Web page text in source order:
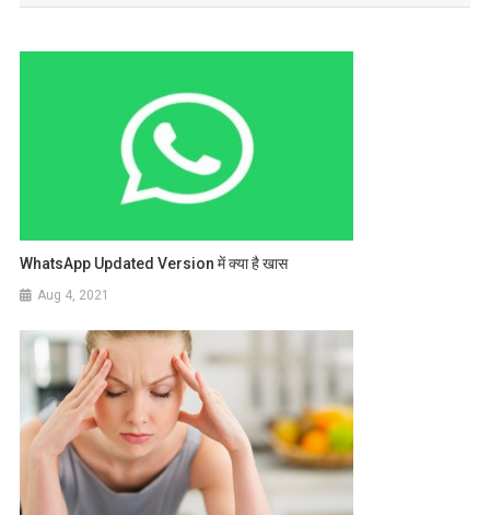
WhatsApp Updated Version में क्या है खास
Aug 4, 2021